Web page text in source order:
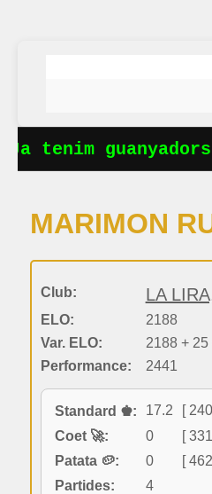
tenim
MARIMON
Club: LA
ELO:
2188
Var. ELO:
2188 + 25
Performance:
2441
Standard ♚: 17.2
[
Coet 🚀:
0
[
Patata 🥔:
0
[
Partides:
4